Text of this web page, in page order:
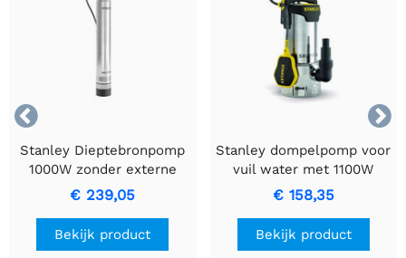


Stanley Dieptebronpomp
1000W zonder externe
schakeldoos
€ 239,05
Bekijk product
Stanley dompelpomp voor
vuil water met 1100W
motor
€ 158,35
Bekijk product